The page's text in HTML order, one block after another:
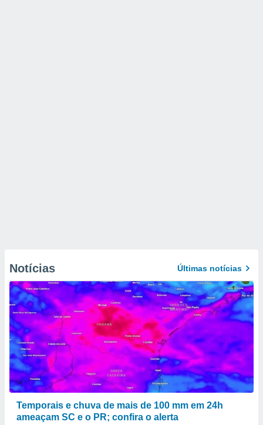
Notícias Últimas notícias
Temporais e chuva de mais de 100 mm em 24h
ameaçam SC e o PR; confira o alerta